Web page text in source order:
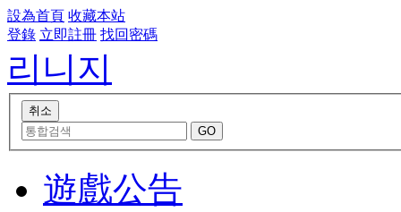
設為首頁 收藏本站
登錄 立即註冊 找回密碼
리니지
遊戲公告